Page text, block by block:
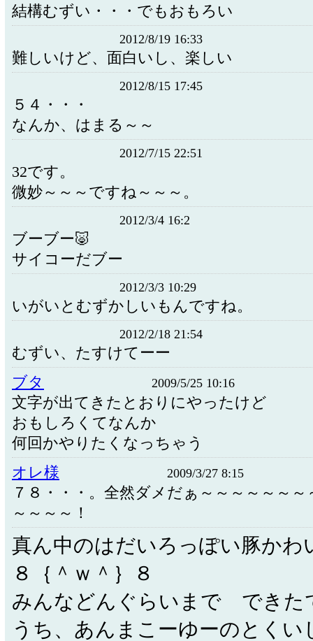
結構むずい・・・でもおもろい
2012/8/19 16:33
難しいけど、面白いし、楽しい
2012/8/15 17:45
５４・・・
なんか、はまる～～
2012/7/15 22:51
32です。
微妙～～～ですね～～～。
2012/3/4 16:2
ブーブー🐷
サイコーだブー
2012/3/3 10:29
いがいとむずかしいもんですね。
2012/2/18 21:54
むずい、たすけてーー
ブタ
2009/5/25 10:16
文字が出てきたとおりにやったけど
おもしろくてなんか
何回かやりたくなっちゃう
オレ様
2009/3/27 8:15
７８・・・。全然ダメだぁ～～～～～～～
～～～～！
真ん中のはだいろっぽい豚かわ
８｛＾ｗ＾｝８
みんなどんぐらいまで できた
うち、あんまこーゆーのとくい